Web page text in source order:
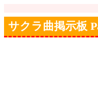
サクラ曲掲示板